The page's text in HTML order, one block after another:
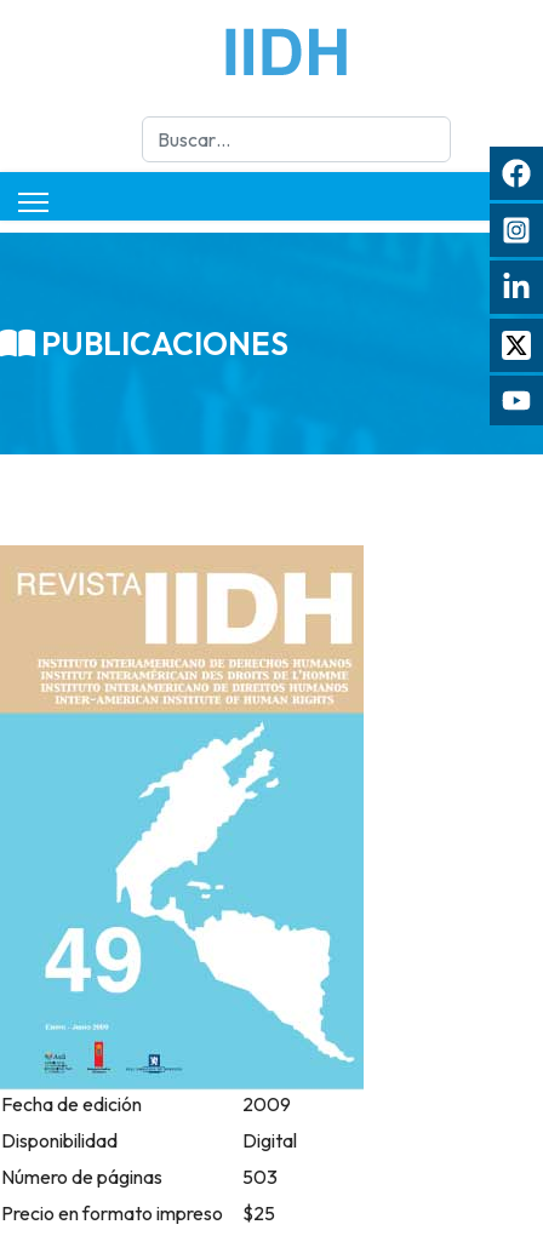
Buscar
PUBLICACIONES
Fecha de edición
2009
Disponibilidad
Digital
Número de páginas
503
Precio en formato impreso
$25